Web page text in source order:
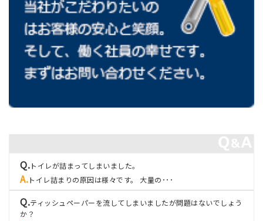
トイレが詰まってしまいました。
トイレ詰まりの原因は様々です。 大量の･･･
ティッシュペーパーを流してしまいましたが問題はないでしょう
か？